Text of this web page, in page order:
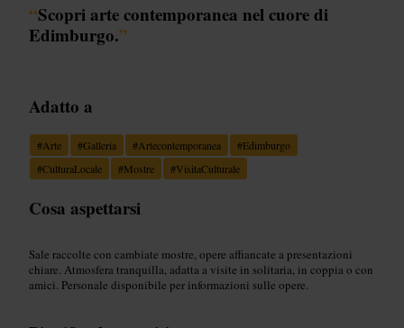
“Scopri arte contemporanea nel cuore di
Edimburgo.”
Adatto a
#Arte #Galleria #Artecontemporanea #Edimburgo
#CulturaLocale #Mostre #VisitaCulturale
Cosa aspettarsi
Sale raccolte con cambiate mostre, opere affiancate a presentazioni
chiare. Atmosfera tranquilla, adatta a visite in solitaria, in coppia o con
amici. Personale disponibile per informazioni sulle opere.